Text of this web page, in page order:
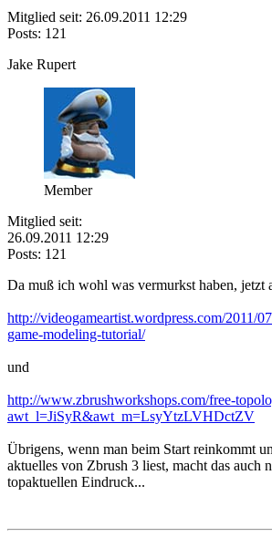
Mitglied seit: 26.09.2011 12:29
Posts: 121
Jake Rupert
Member
Mitglied seit:
26.09.2011 12:29
Posts: 121
Da muß ich wohl was vermurkst haben, jetzt
http://videogameartist.wordpress.com/2011/
game-modeling-tutorial/
und
http://www.zbrushworkshops.com/free-
awt_l=JiSyR&awt_m=LsyYtzLVHDctZV
Übrigens, wenn man beim Start reinkommt
aktuelles von Zbrush 3 liest, macht das auch
topaktuellen Eindruck...